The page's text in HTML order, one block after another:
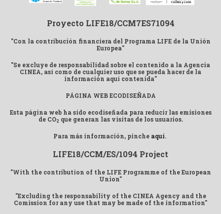
Proyecto LIFE18/CCM7ES71094
"Con la contribución financiera del Programa LIFE de la Unión
Europea"
"Se excluye de responsabilidad sobre el contenido a la Agencia
CINEA, así como de cualquier uso que se pueda hacer de la
información aquí contenida"
PÁGINA WEB ECODISEÑADA
Esta página web ha sido ecodiseñada para reducir las emisiones
de CO2 que generan las visitas de los usuarios.
Para más información, pinche aquí.
LIFE18/CCM/ES/1094 Project
"With the contribution of the LIFE Programme of the European
Union"
"Excluding the responsability of the CINEA Agency and the
Comission for any use that may be made of the information"